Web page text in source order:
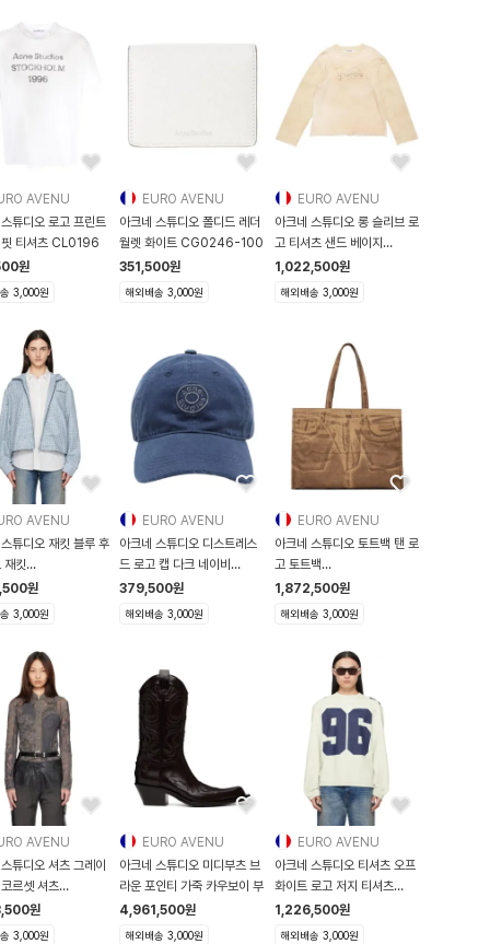
AVENU
튜디오 로고 프린트
핏 티셔츠 CL0196
원
3,000원
EURO AVENU
아크네 스튜디오 폴디드 레더
월렛 화이트 CG0246-100
351,500원
해외배송 3,000원
EURO AVENU
아크네 스튜디오 롱 슬리브 로
고 티셔츠 샌드 베이지
CL0361-A
1,022,500원
해외배송 3,000원
AVENU
튜디오 재킷 블루 후
재킷
원
3,000원
EURO AVENU
아크네 스튜디오 디스트레스
드 로고 캡 다크 네이비
C40450-83
379,500원
해외배송 3,000원
EURO AVENU
아크네 스튜디오 토트백 탠 로
고 토트백
262129F049000
1,872,500원
해외배송 3,000원
AVENU
튜디오 셔츠 그레이
르셋 셔츠
원
3,000원
EURO AVENU
아크네 스튜디오 미디부츠 브
라운 포인티 가죽 카우보이 부
4,961,500원
해외배송 3,000원
EURO AVENU
아크네 스튜디오 티셔츠 오프
화이트 로고 저지 티셔츠
262129
1,226,500원
해외배송 3,000원